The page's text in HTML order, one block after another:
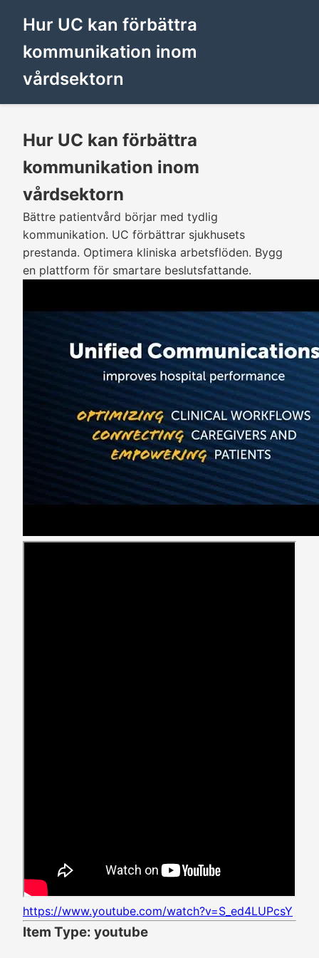
Hur UC kan förbättra
kommunikation inom
vårdsektorn
Hur UC kan förbättra
kommunikation inom
vårdsektorn
Bättre patientvård börjar med tydlig
kommunikation. UC förbättrar sjukhusets
prestanda. Optimera kliniska arbetsflöden. Bygg
en plattform för smartare beslutsfattande.
https://www.youtube.com/watch?v=S_ed4LUPcsY
Item Type: youtube